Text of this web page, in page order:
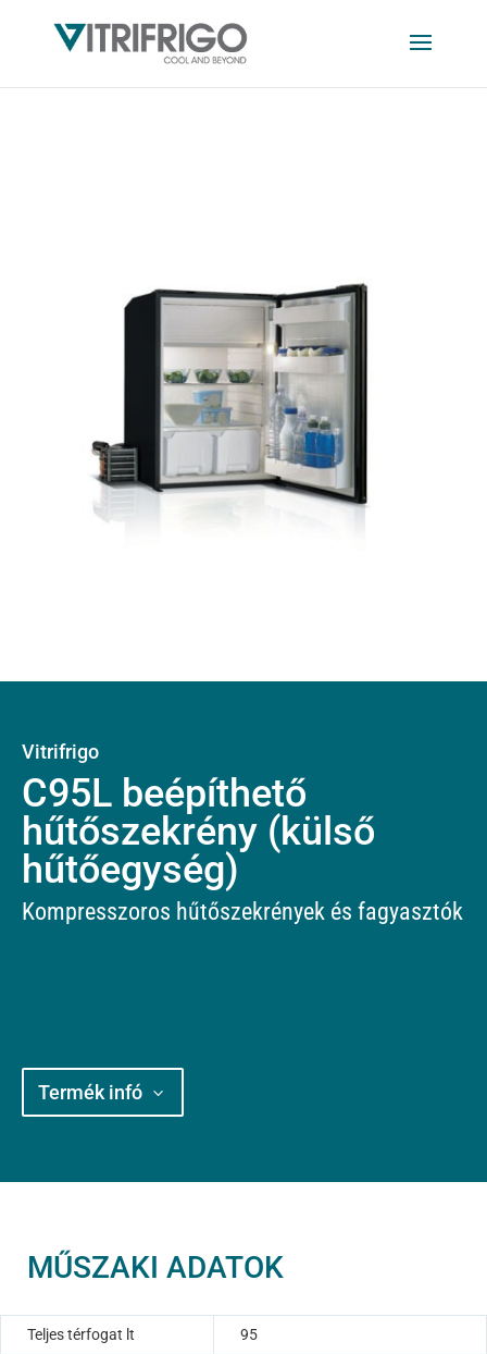
Vitrifrigo
C95L beépíthető
hűtőszekrény (külső
hűtőegység)
Kompresszoros hűtőszekrények és fagyasztók
Termék infó
MŰSZAKI ADATOK
Teljes térfogat lt 95